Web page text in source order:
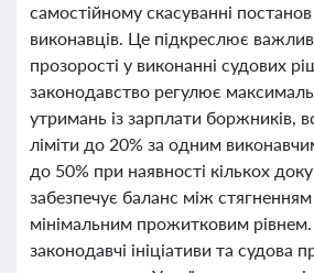
самостійному скасуванні
виконавців. Це підкреслює
прозорості у виконанні судових
законодавство регулює
утримань із зарплати боржників,
ліміти до 20% за одним
до 50% при наявності кількох
забезпечує баланс між стягненням
мінімальним прожитковим рівнем.
законодавчі ініціативи та судова